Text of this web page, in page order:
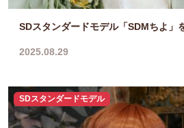
SDスタンダードモデル「SDMちよ」
2025.08.29
SDスタンダードモデル